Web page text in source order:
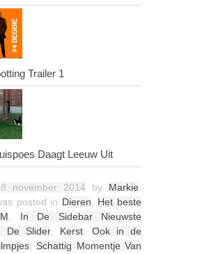
Trailer 1
Daagt Leeuw Uit
8 november 2014 by Markie
posted in Dieren
Het beste
In De Sidebar Nieuwste
De Slider, Kerst, Ook in de
, Schattig Momentje Van